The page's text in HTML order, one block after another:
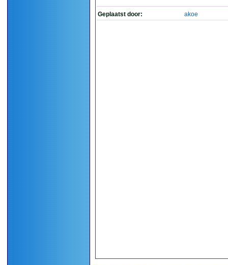
Geplaatst door: akoe